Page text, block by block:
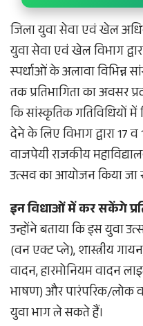
जिला युवा सेवा एवं खेल
युवा सेवा एवं खेल विभाग
स्पर्धाओं के अलावा विभिन्न
तक प्रतिभागिता का अवसर
कि सांस्कृतिक गतिविधियों
देने के लिए विभाग द्वारा 17
वाजपेयी राजकीय
उत्सव का आयोजन किया जा
इन विधाओं में कर सकेंगे
उन्होंने बताया कि इस युवा
(वन एक्ट प्ले), शास्त्रीय
वादन, हारमोनियम वादन
भाषण) और पारंपरिक/लोक
युवा भाग ले सकते हैं।